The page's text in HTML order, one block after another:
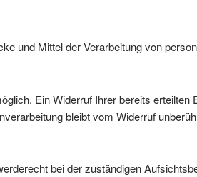
und Mittel der Verarbeitung von
Ein Widerruf Ihrer bereits
bleibt vom Widerruf
bei der zuständigen